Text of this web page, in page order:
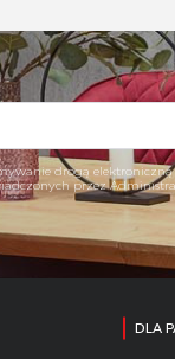
drogą
przez
DLA